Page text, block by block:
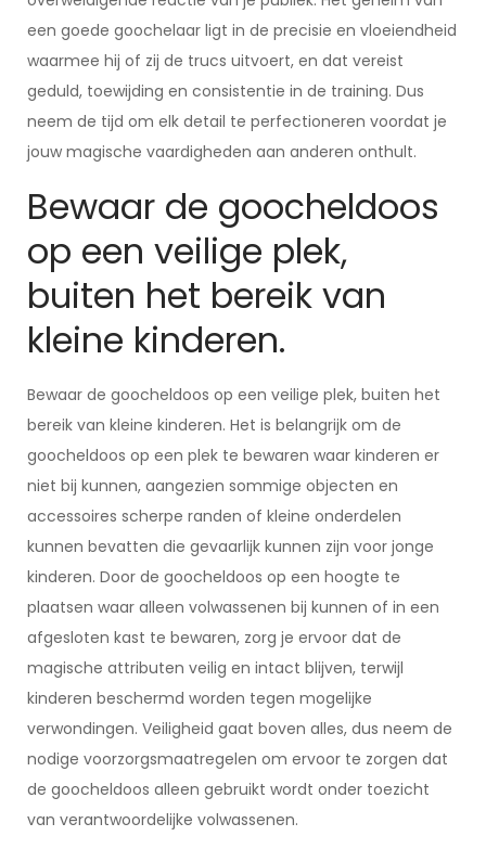
een goede goochelaar ligt in de precisie en vloeiendheid
waarmee hij of zij de trucs uitvoert, en dat vereist
geduld, toewijding en consistentie in de training. Dus
neem de tijd om elk detail te perfectioneren voordat je
jouw magische vaardigheden aan anderen onthult.
Bewaar de goocheldoos
op een veilige plek,
buiten het bereik van
kleine kinderen.
Bewaar de goocheldoos op een veilige plek, buiten het
bereik van kleine kinderen. Het is belangrijk om de
goocheldoos op een plek te bewaren waar kinderen er
niet bij kunnen, aangezien sommige objecten en
accessoires scherpe randen of kleine onderdelen
kunnen bevatten die gevaarlijk kunnen zijn voor jonge
kinderen. Door de goocheldoos op een hoogte te
plaatsen waar alleen volwassenen bij kunnen of in een
afgesloten kast te bewaren, zorg je ervoor dat de
magische attributen veilig en intact blijven, terwijl
kinderen beschermd worden tegen mogelijke
verwondingen. Veiligheid gaat boven alles, dus neem de
nodige voorzorgsmaatregelen om ervoor te zorgen dat
de goocheldoos alleen gebruikt wordt onder toezicht
van verantwoordelijke volwassenen.